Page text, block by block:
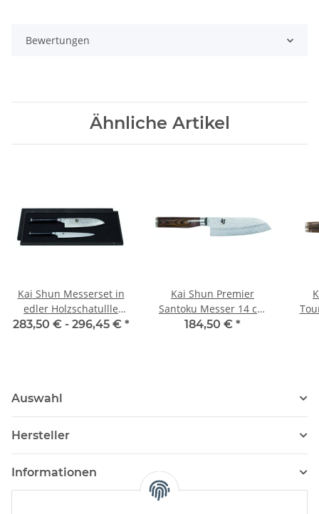
Bewertungen
Ähnliche Artikel
Kai Shun Messerset in
edler Holzschatullle
(inkl. DM-0701 + DM-
283,50 € - 296,45 € *
Kai Shun Premier
Santoku Messer 14 cm
Tim Mälzer Edition
184,50 € *
Auswahl
Hersteller
Informationen